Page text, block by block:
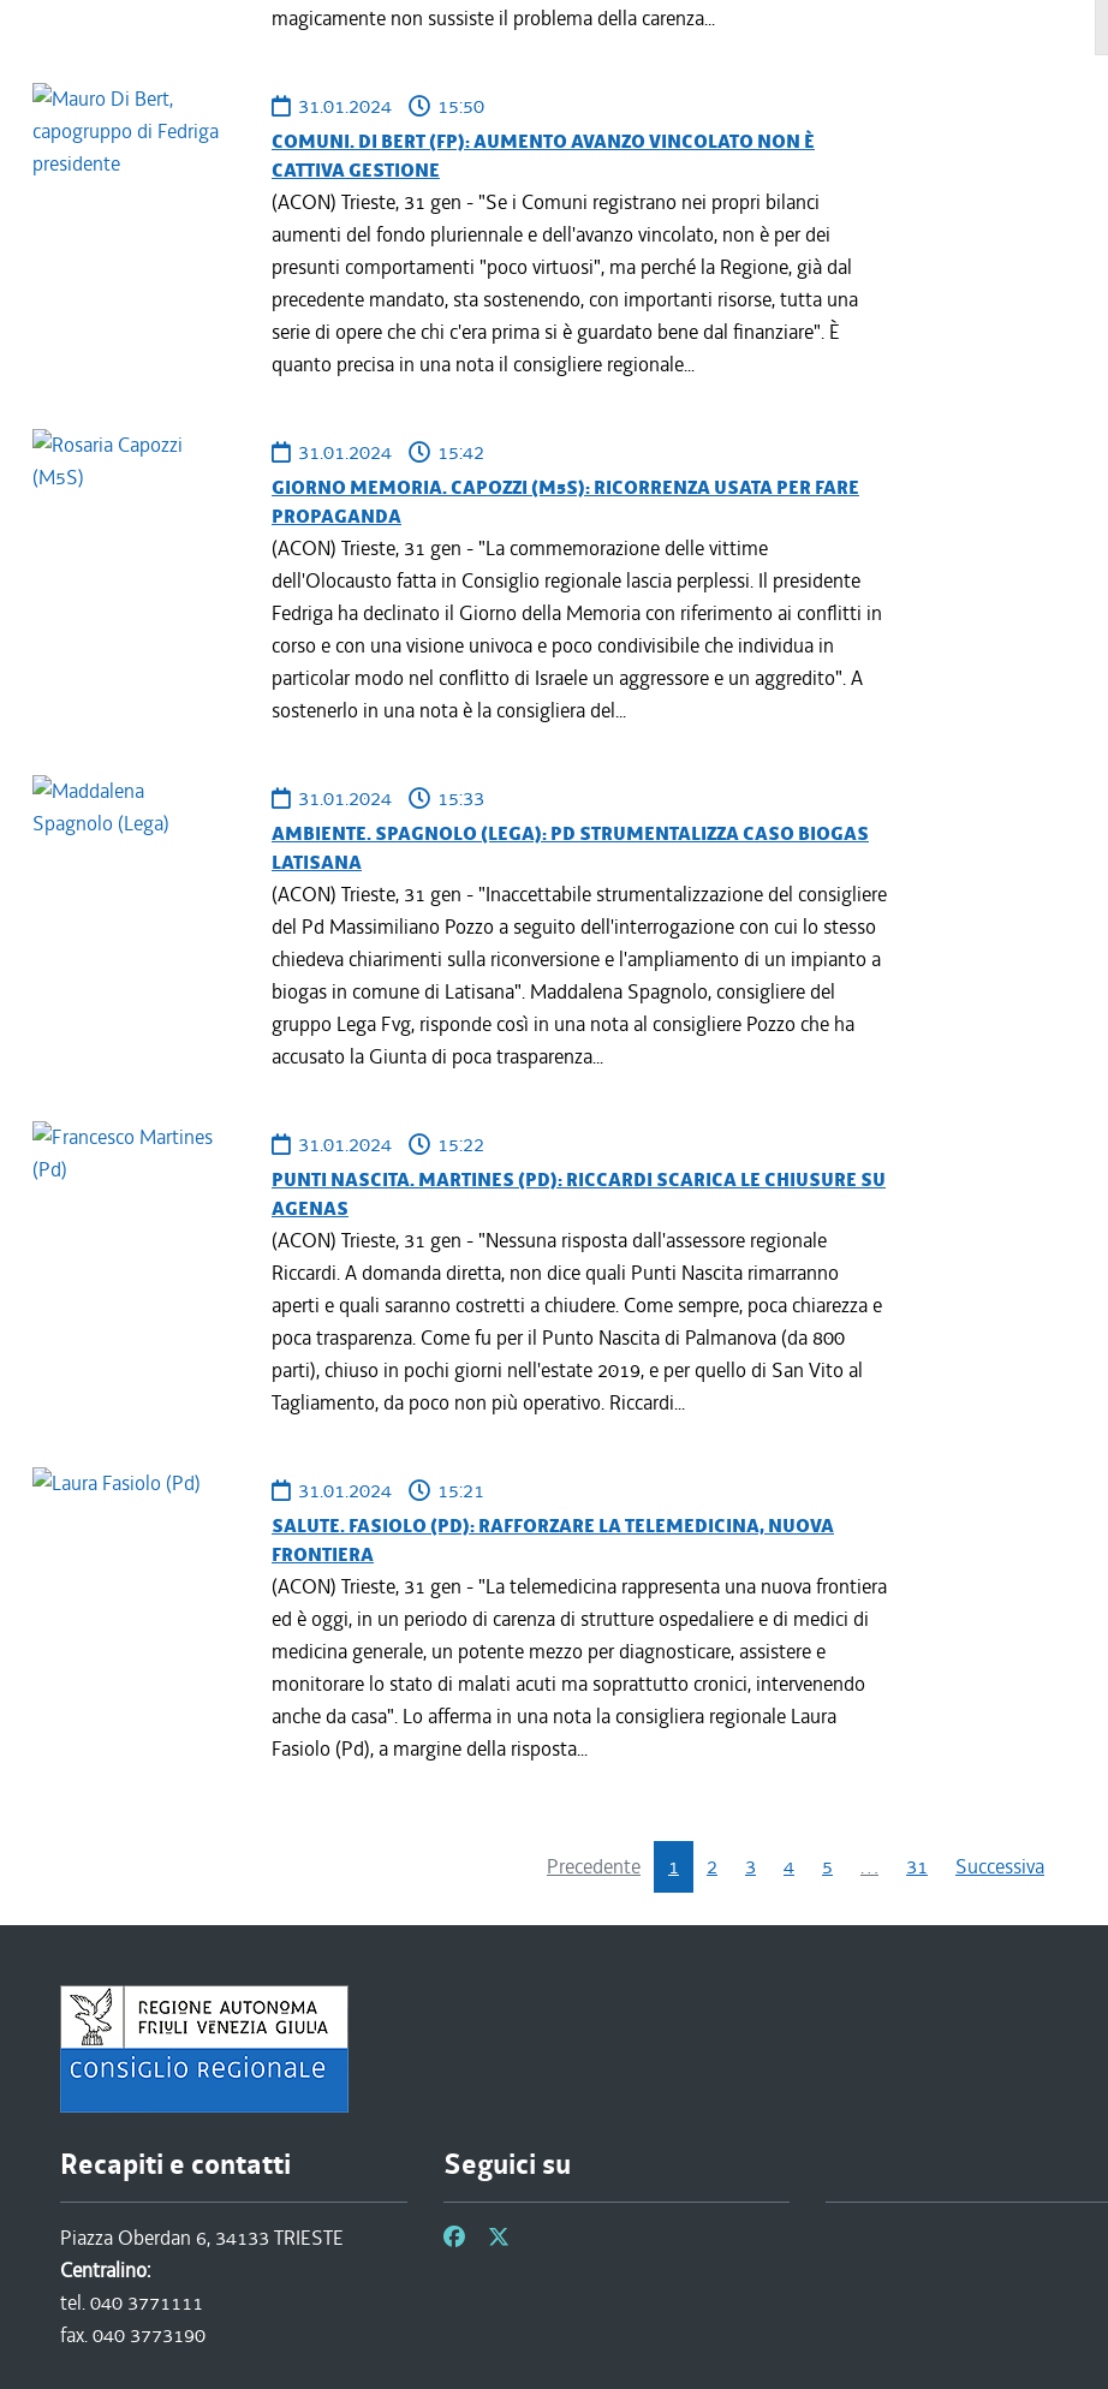
magicamente non sussiste il problema della carenza...
31.01.2024 15:50
COMUNI. DI BERT (FP): AUMENTO AVANZO VINCOLATO NON È
CATTIVA GESTIONE
(ACON) Trieste, 31 gen - "Se i Comuni registrano nei propri bilanci
aumenti del fondo pluriennale e dell'avanzo vincolato, non è per dei
presunti comportamenti "poco virtuosi", ma perché la Regione, già dal
precedente mandato, sta sostenendo, con importanti risorse, tutta una
serie di opere che chi c'era prima si è guardato bene dal finanziare". È
quanto precisa in una nota il consigliere regionale...
31.01.2024 15:42
GIORNO MEMORIA. CAPOZZI (M5S): RICORRENZA USATA PER FARE
PROPAGANDA
(ACON) Trieste, 31 gen - "La commemorazione delle vittime
dell'Olocausto fatta in Consiglio regionale lascia perplessi. Il presidente
Fedriga ha declinato il Giorno della Memoria con riferimento ai conflitti in
corso e con una visione univoca e poco condivisibile che individua in
particolar modo nel conflitto di Israele un aggressore e un aggredito". A
sostenerlo in una nota è la consigliera del...
31.01.2024 15:33
AMBIENTE. SPAGNOLO (LEGA): PD STRUMENTALIZZA CASO BIOGAS
LATISANA
(ACON) Trieste, 31 gen - "Inaccettabile strumentalizzazione del consigliere
del Pd Massimiliano Pozzo a seguito dell'interrogazione con cui lo stesso
chiedeva chiarimenti sulla riconversione e l'ampliamento di un impianto a
biogas in comune di Latisana". Maddalena Spagnolo, consigliere del
gruppo Lega Fvg, risponde così in una nota al consigliere Pozzo che ha
accusato la Giunta di poca trasparenza...
31.01.2024 15:22
PUNTI NASCITA. MARTINES (PD): RICCARDI SCARICA LE CHIUSURE SU
AGENAS
(ACON) Trieste, 31 gen - "Nessuna risposta dall'assessore regionale
Riccardi. A domanda diretta, non dice quali Punti Nascita rimarranno
aperti e quali saranno costretti a chiudere. Come sempre, poca chiarezza e
poca trasparenza. Come fu per il Punto Nascita di Palmanova (da 800
parti), chiuso in pochi giorni nell'estate 2019, e per quello di San Vito al
Tagliamento, da poco non più operativo. Riccardi...
31.01.2024 15:21
SALUTE. FASIOLO (PD): RAFFORZARE LA TELEMEDICINA, NUOVA
FRONTIERA
(ACON) Trieste, 31 gen - "La telemedicina rappresenta una nuova frontiera
ed è oggi, in un periodo di carenza di strutture ospedaliere e di medici di
medicina generale, un potente mezzo per diagnosticare, assistere e
monitorare lo stato di malati acuti ma soprattutto cronici, intervenendo
anche da casa". Lo afferma in una nota la consigliera regionale Laura
Fasiolo (Pd), a margine della risposta...
Precedente 1 2 3 4 5 … 31 Successiva
Recapiti e contatti
Piazza Oberdan 6, 34133 TRIESTE
Centralino:
tel. 040 3771111
fax. 040 3773190
Seguici su